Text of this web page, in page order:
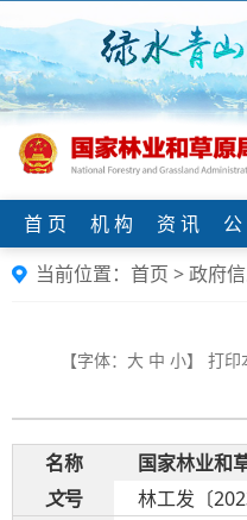
首 页 机 构 资 讯
当前位置： 首页 >政府
【字体： 大 中 小】 打印
名称
文号
林工发〔